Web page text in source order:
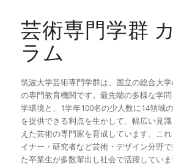
芸術専門学群
ラム
筑波大学芸術専門学群は、国立の総合大
の専門教育機関です。最先端の多様な学
学環境と、1学年100名の少人数に14領域
を提供できる利点を生かして、幅広い見
えた芸術の専門家を育成しています。こ
イナー・研究者など芸術・デザイン分野
た卒業生が多数輩出し社会で活躍していま